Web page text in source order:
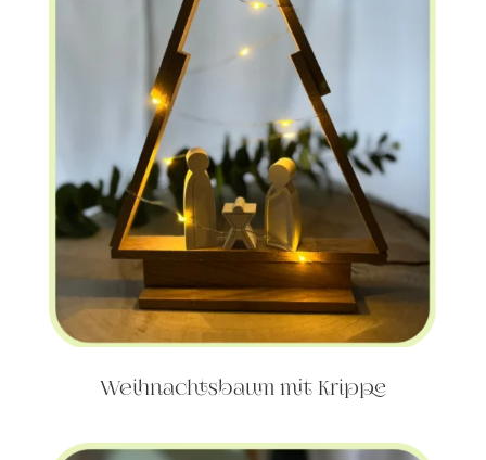
Weihnachtsbaum mit Krippe